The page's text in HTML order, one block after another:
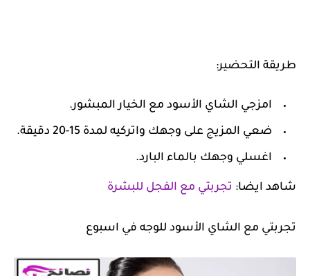
طريقة التحضير:
امزجي الشاي الأسود مع الخيار المبشور.
ضعي المزيج على وجهك واتركيه لمدة 15-20 دقيقة.
اغسلي وجهك بالماء البارد.
شاهد ايضا: تجربتي مع الفجل للبشرة
تجربتي مع الشاي الأسود للوجه في اسبوع